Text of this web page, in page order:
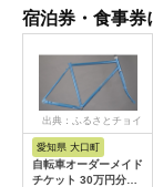
宿泊券・食事券
出典：ふるさとチョイ
ス
愛知県 大口町
自転車オーダーメイド
チケット 30万円分